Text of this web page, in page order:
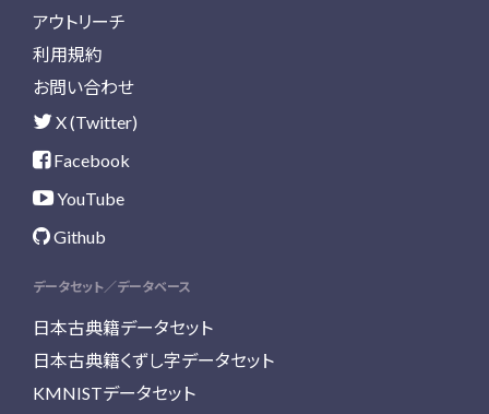
アウトリーチ
利用規約
お問い合わせ
X (Twitter)
Facebook
YouTube
Github
データセット／データベース
日本古典籍データセット
日本古典籍くずし字データセット
KMNISTデータセット